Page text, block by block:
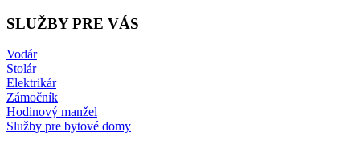
SLUŽBY PRE VÁS
Vodár
Stolár
Elektrikár
Zámočník
Hodinový manžel
Služby pre bytové domy